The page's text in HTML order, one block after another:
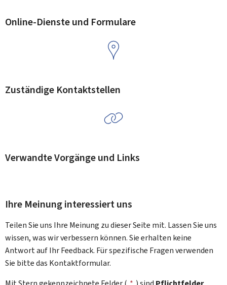
Online-Dienste und Formulare
Zuständige Kontaktstellen
Verwandte Vorgänge und Links
Ihre Meinung interessiert uns
Teilen Sie uns Ihre Meinung zu dieser Seite mit. Lassen Sie uns
wissen, was wir verbessern können. Sie erhalten keine
Antwort auf Ihr Feedback. Für spezifische Fragen verwenden
Sie bitte das Kontaktformular.